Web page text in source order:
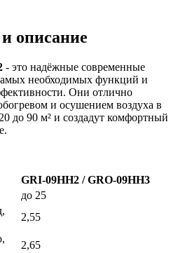
описание
- это надёжные современные
необходимых функций и
Они отлично
и осушением воздуха в
до 90 м² и создадут комфортный
GRI-09HH2 / GRO-09HH3
до 25
2,55
2,65